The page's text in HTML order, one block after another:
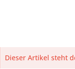
Dieser Artikel steht